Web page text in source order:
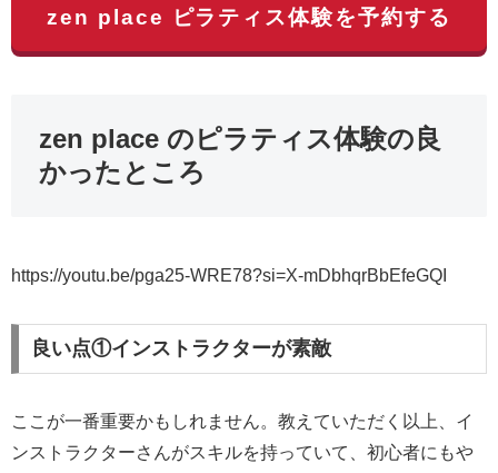
zen place ピラティス体験を予約する
zen place のピラティス体験の良
かったところ
https://youtu.be/pga25-WRE78?si=X-mDbhqrBbEfeGQI
良い点①インストラクターが素敵
ここが一番重要かもしれません。教えていただく以上、イ
ンストラクターさんがスキルを持っていて、初心者にもや